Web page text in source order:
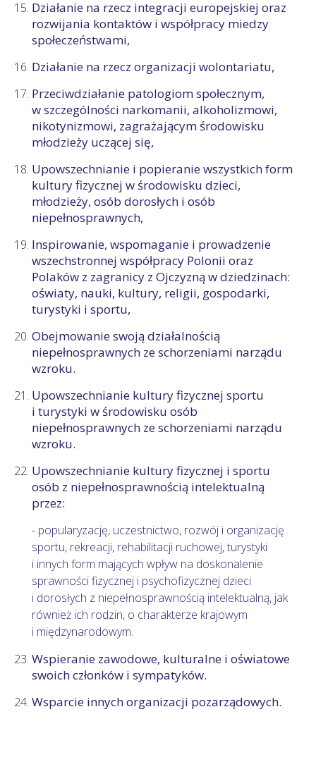
Działanie na rzecz integracji europejskiej oraz
rozwijania kontaktów i współpracy miedzy
społeczeństwami,
Działanie na rzecz organizacji wolontariatu,
Przeciwdziałanie patologiom społecznym,
w szczególności narkomanii, alkoholizmowi,
nikotynizmowi, zagrażającym środowisku
młodzieży uczącej się,
Upowszechnianie i popieranie wszystkich form
kultury fizycznej w środowisku dzieci,
młodzieży, osób dorosłych i osób
niepełnosprawnych,
Inspirowanie, wspomaganie i prowadzenie
wszechstronnej współpracy Polonii oraz
Polaków z zagranicy z Ojczyzną w dziedzinach:
oświaty, nauki, kultury, religii, gospodarki,
turystyki i sportu,
Obejmowanie swoją działalnością
niepełnosprawnych ze schorzeniami narządu
wzroku.
Upowszechnianie kultury fizycznej sportu
i turystyki w środowisku osób
niepełnosprawnych ze schorzeniami narządu
wzroku.
Upowszechnianie kultury fizycznej i sportu
osób z niepełnosprawnością intelektualną
przez:
- popularyzację, uczestnictwo, rozwój i organizację
sportu, rekreacji, rehabilitacji ruchowej, turystyki
i innych form mających wpływ na doskonalenie
sprawności fizycznej i psychofizycznej dzieci
i dorosłych z niepełnosprawnością intelektualną, jak
również ich rodzin, o charakterze krajowym
i międzynarodowym.
Wspieranie zawodowe, kulturalne i oświatowe
swoich członków i sympatyków.
Wsparcie innych organizacji pozarządowych.